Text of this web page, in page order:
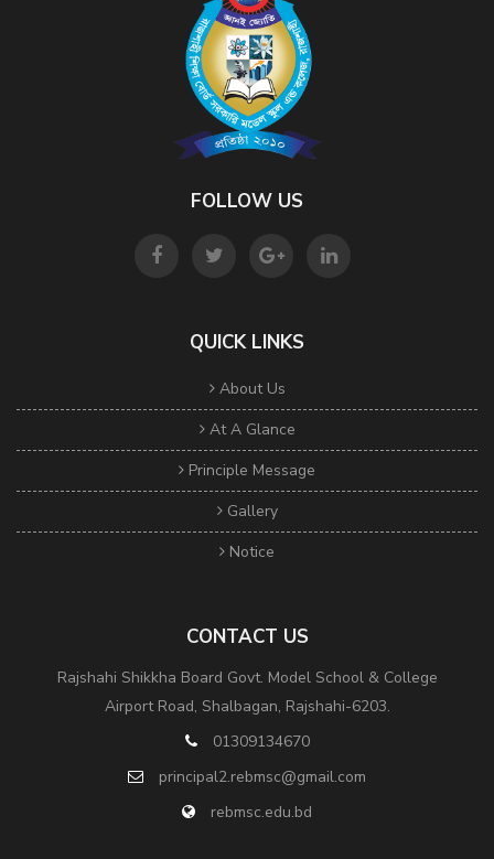
FOLLOW US
QUICK LINKS
About Us
At A Glance
Principle Message
Gallery
Notice
CONTACT US
Rajshahi Shikkha Board Govt. Model School & College
Airport Road, Shalbagan, Rajshahi-6203.
01309134670
principal2.rebmsc@gmail.com
rebmsc.edu.bd